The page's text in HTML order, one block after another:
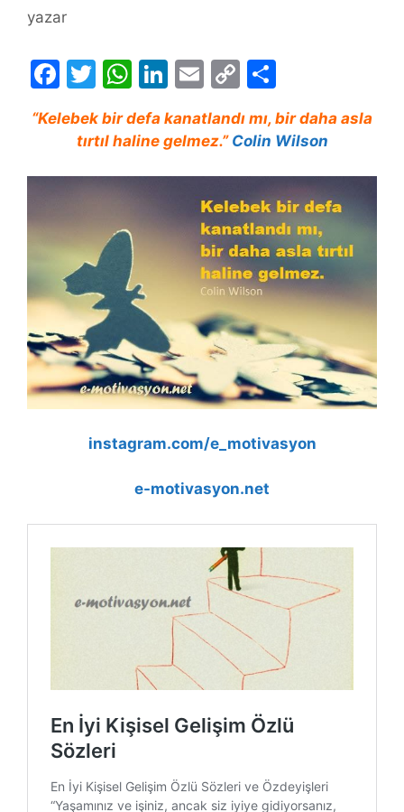
yazar
F
a
c
b
o
o
k
T
w
itt
W
h
at
A
p
p
Li
n
k
e
n
E
m
ai
C
o
p
Li
n
k
h
ar
“Kelebek bir defa kanatlandı mı, bir daha asla
tırtıl haline gelmez.” Colin Wilson
instagram.com/e_motivasyon
e-motivasyon.net